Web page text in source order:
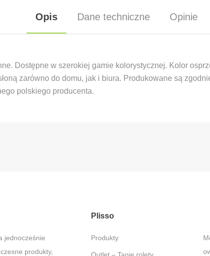
Opis Dane techniczne Opinie
Dostępne w szerokiej gamie kolorystycznej. Kolor
zarówno do domu, jak i biura. Produkowane są
polskiego producenta.
jednocześnie
produkty,
Plisso
Produkty
Moskitiery – Ochrona przed